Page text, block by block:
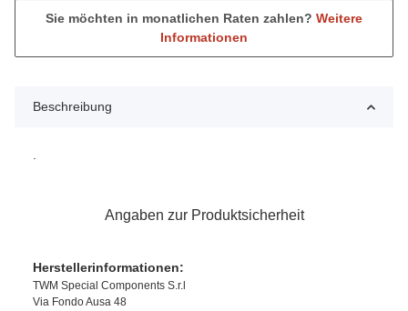
Sie möchten in monatlichen Raten zahlen? Weitere
Informationen
Beschreibung
Angaben zur Produktsicherheit
Herstellerinformationen:
TWM Special Components S.r.l
Via Fondo Ausa 48